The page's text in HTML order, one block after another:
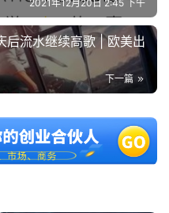
2021年12月20日 2:45 下午
后流水继续高歌 | 欧美出
下一篇